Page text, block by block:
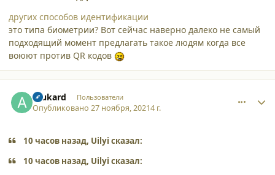
других способов идентификации
это типа биометрии? Вот сейчас наверно далеко не самый
подходящий момент предлагать такое людям когда все
воюют против QR кодов
Alukard Пользователи
Опубликовано27 ноября, 20214 г.
10 часов назад, Uilyi сказал:
10 часов назад, Uilyi сказал: